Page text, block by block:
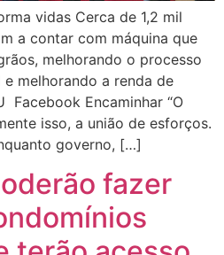
vidas Cerca de 1,2 mil
a contar com máquina que
melhorando o processo
melhorando a renda de
Facebook Encaminhar “O
isso, a união de esforços.
governo, […]
fazer